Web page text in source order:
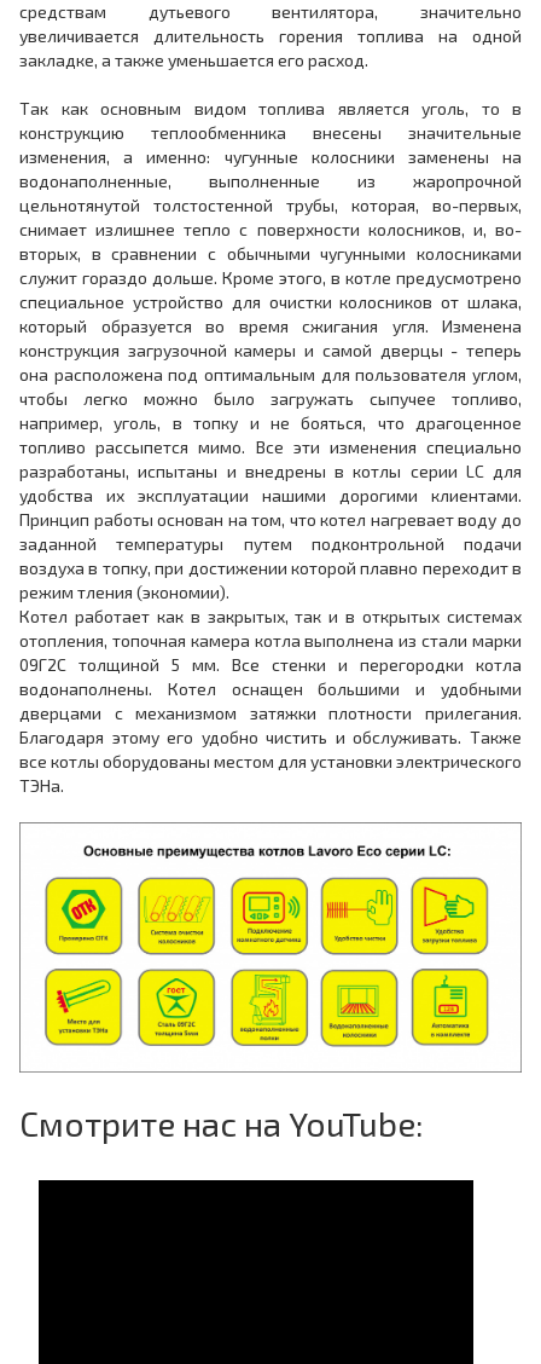
средствам дутьевого вентилятора, значительно
увеличивается длительность горения топлива на одной
закладке, а также уменьшается его расход.
Так как основным видом топлива является уголь, то в
конструкцию теплообменника внесены значительные
изменения, а именно: чугунные колосники заменены на
водонаполненные, выполненные из жаропрочной
цельнотянутой толстостенной трубы, которая, во-первых,
снимает излишнее тепло с поверхности колосников, и, во-
вторых, в сравнении с обычными чугунными колосниками
служит гораздо дольше. Кроме этого, в котле предусмотрено
специальное устройство для очистки колосников от шлака,
который образуется во время сжигания угля. Изменена
конструкция загрузочной камеры и самой дверцы - теперь
она расположена под оптимальным для пользователя углом,
чтобы легко можно было загружать сыпучее топливо,
например, уголь, в топку и не бояться, что драгоценное
топливо рассыпется мимо. Все эти изменения специально
разработаны, испытаны и внедрены в котлы серии LC для
удобства их эксплуатации нашими дорогими клиентами.
Принцип работы основан на том, что котел нагревает воду до
заданной температуры путем подконтрольной подачи
воздуха в топку, при достижении которой плавно переходит в
режим тления (экономии).
Котел работает как в закрытых, так и в открытых системах
отопления, топочная камера котла выполнена из стали марки
09Г2С толщиной 5 мм. Все стенки и перегородки котла
водонаполнены. Котел оснащен большими и удобными
дверцами с механизмом затяжки плотности прилегания.
Благодаря этому его удобно чистить и обслуживать. Также
все котлы оборудованы местом для установки электрического
ТЭНа.
Смотрите нас на YouTube: